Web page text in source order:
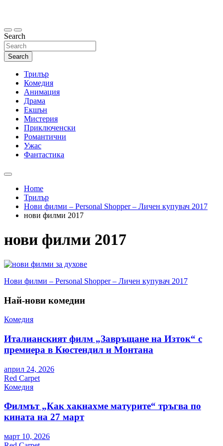
Search
Search
Трилър
Комедия
Анимация
Драма
Екшън
Мистерия
Приключенски
Романтични
Ужас
Фантастика
Home
Трилър
Нови филми – Personal Shopper – Личен купувач 2017
нови филми 2017
нови филми 2017
Навигация
Нови филми – Personal Shopper – Личен купувач 2017
Най-нови комедии
Комедия
Италианският филм „Завръщане на Изток“ с
премиера в Кюстендил и Монтана
април 24, 2026
Red Carpet
Комедия
Филмът „Как хакнахме матурите“ тръгва по
кината на 27 март
март 10, 2026